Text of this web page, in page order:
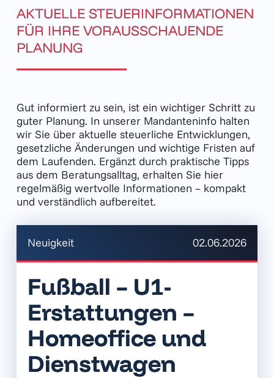
AKTUELLE STEUER­INFORMA­TIONEN
FÜR IHRE VORAUS­SCHAUENDE
PLANUNG
Gut informiert zu sein, ist ein wichtiger Schritt zu
guter Planung. In unserer Mandanteninfo halten
wir Sie über aktuelle steuerliche Entwicklungen,
gesetzliche Änderungen und wichtige Fristen auf
dem Laufenden. Ergänzt durch praktische Tipps
aus dem Beratungsalltag, erhalten Sie hier
regelmäßig wertvolle Informationen – kompakt
und verständlich aufbereitet.
Neuigkeit 02.06.2026
Fußball – U1-
Erstattungen –
Homeoffice und
Dienstwagen